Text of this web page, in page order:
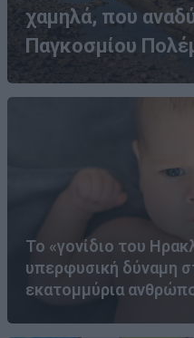
χαμηλά, που
Παγκοσμίου
Το «γονίδιο του
υπερφυσική δύναμη
εκατομμύρια